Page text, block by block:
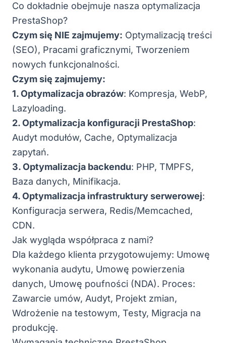
Co dokładnie obejmuje nasza optymalizacja
PrestaShop?
Czym się NIE zajmujemy: Optymalizacją treści
(SEO), Pracami graficznymi, Tworzeniem
nowych funkcjonalności.
Czym się zajmujemy:
1. Optymalizacja obrazów: Kompresja, WebP,
Lazyloading.
2. Optymalizacja konfiguracji PrestaShop:
Audyt modułów, Cache, Optymalizacja
zapytań.
3. Optymalizacja backendu: PHP, TMPFS,
Baza danych, Minifikacja.
4. Optymalizacja infrastruktury serwerowej:
Konfiguracja serwera, Redis/Memcached,
CDN.
Jak wygląda współpraca z nami?
Dla każdego klienta przygotowujemy: Umowę
wykonania audytu, Umowę powierzenia
danych, Umowę poufności (NDA). Proces:
Zawarcie umów, Audyt, Projekt zmian,
Wdrożenie na testowym, Testy, Migracja na
produkcję.